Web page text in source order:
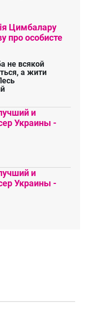
Цимбалару
про особисте
не всякой
а жити
и
Украины -
и
Украины -